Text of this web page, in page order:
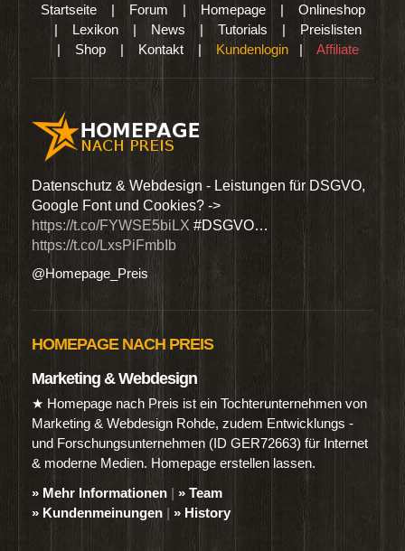
Startseite| Forum | Homepage| Onlineshop
| Lexikon | News | Tutorials | Preislisten
| Shop | Kontakt | Kundenlogin | Affiliate
Datenschutz & Webdesign - Leistungen für DSGVO,
Google Font und Cookies? ->
https://t.co/FYWSE5biLX #DSGVO…
https://t.co/LxsPiFmbIb
@Homepage_Preis
HOMEPAGE NACH PREIS
Marketing & Webdesign
★ Homepage nach Preis ist ein Tochterunternehmen von
Marketing & Webdesign Rohde, zudem Entwicklungs -
und Forschungsunternehmen (ID GER72663) für Internet
& moderne Medien. Homepage erstellen lassen.
» Mehr Informationen | » Team
» Kundenmeinungen | » History